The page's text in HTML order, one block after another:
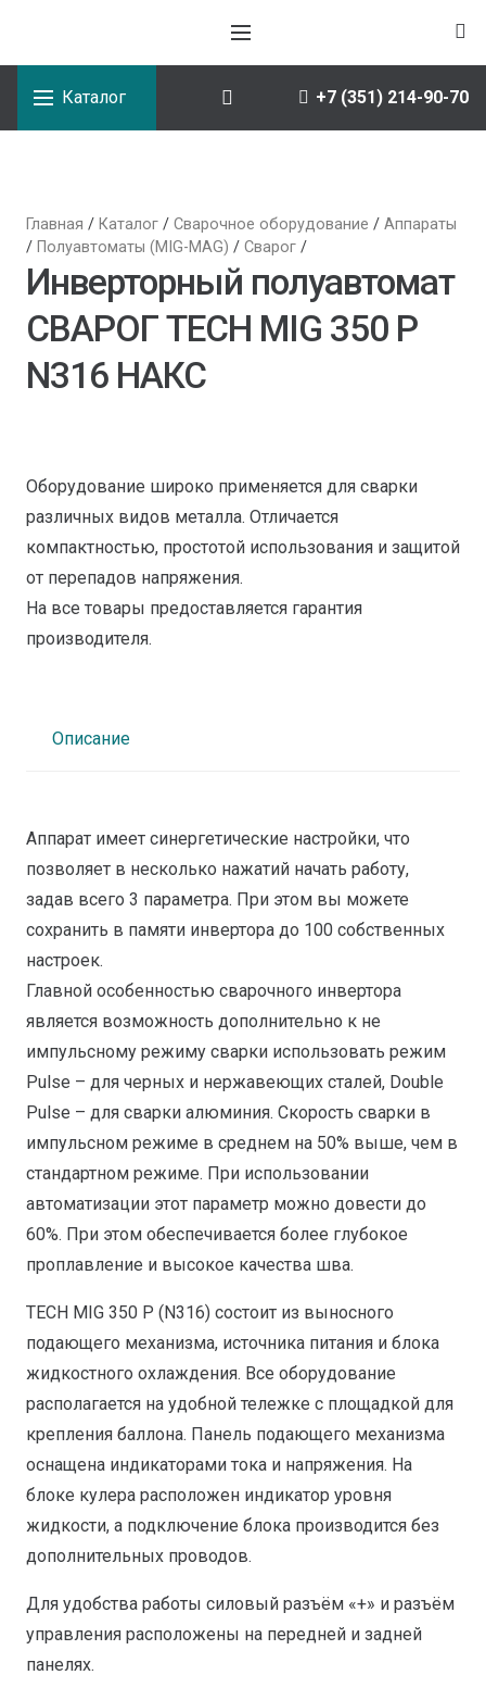
Каталог +7 (351) 214-90-70
Главная / Каталог / Сварочное оборудование / Аппараты
/ Полуавтоматы (MIG-MAG) / Сварог /
Инверторный полуавтомат
СВАРОГ TECH MIG 350 P
N316 НАКС
Оборудование широко применяется для сварки
различных видов металла. Отличается
компактностью, простотой использования и защитой
от перепадов напряжения.
На все товары предоставляется гарантия
производителя.
Описание
Аппарат имеет синергетические настройки, что
позволяет в несколько нажатий начать работу,
задав всего 3 параметра. При этом вы можете
сохранить в памяти инвертора до 100 собственных
настроек.
Главной особенностью сварочного инвертора
является возможность дополнительно к не
импульсному режиму сварки использовать режим
Pulse – для черных и нержавеющих сталей, Double
Pulse – для сварки алюминия. Скорость сварки в
импульсном режиме в среднем на 50% выше, чем в
стандартном режиме. При использовании
автоматизации этот параметр можно довести до
60%. При этом обеспечивается более глубокое
проплавление и высокое качества шва.
TECH MIG 350 P (N316) состоит из выносного
подающего механизма, источника питания и блока
жидкостного охлаждения. Все оборудование
располагается на удобной тележке с площадкой для
крепления баллона. Панель подающего механизма
оснащена индикаторами тока и напряжения. На
блоке кулера расположен индикатор уровня
жидкости, а подключение блока производится без
дополнительных проводов.
Для удобства работы силовый разъём «+» и разъём
управления расположены на передней и задней
панелях.